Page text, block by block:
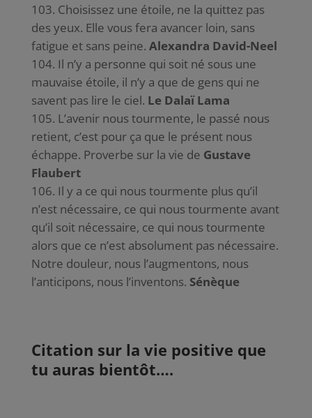
Choisissez une étoile, ne la quittez pas
des yeux. Elle vous fera avancer loin, sans
fatigue et sans peine. Alexandra David-Neel
Il n’y a personne qui soit né sous une
mauvaise étoile, il n’y a que de gens qui ne
savent pas lire le ciel. Le Dalaï Lama
L’avenir nous tourmente, le passé nous
retient, c’est pour ça que le présent nous
échappe. Proverbe sur la vie de Gustave
Flaubert
Il y a ce qui nous tourmente plus qu’il
n’est nécessaire, ce qui nous tourmente avant
qu’il soit nécessaire, ce qui nous tourmente
alors que ce n’est absolument pas nécessaire.
Notre douleur, nous l’augmentons, nous
l’anticipons, nous l’inventons. Sénèque
Citation sur la vie positive que
tu auras bientôt….